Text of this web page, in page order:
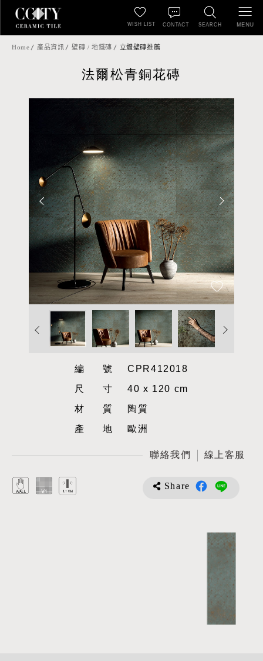
SEARCH
WISH LIST CONTACT MENU
Home 產品資訊 壁磚 / 地鐵磚 立體壁磚推薦
法爾松青銅花磚
編號CPR412018
尺寸40 x 120 cm
材質陶質
產地歐洲
聯絡我們 線上客服
Share